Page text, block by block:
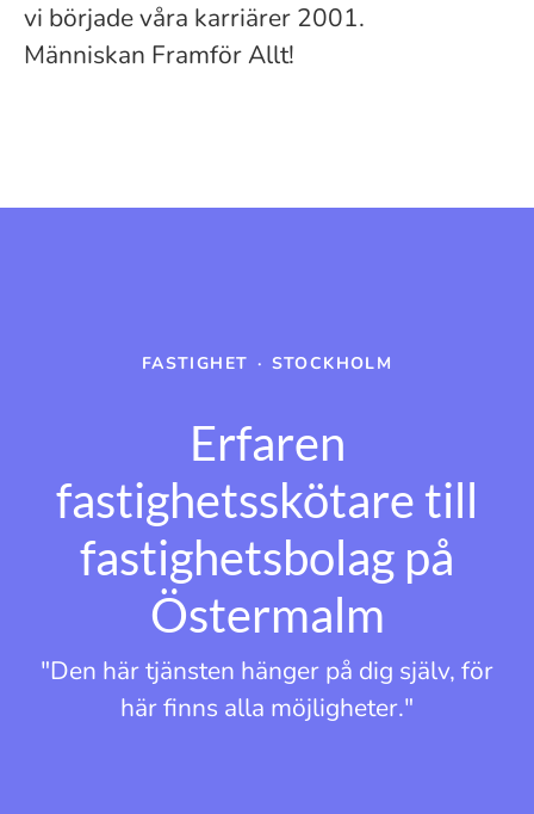
vi började våra karriärer 2001.
Människan Framför Allt!
FASTIGHET · STOCKHOLM
Erfaren
fastighetsskötare till
fastighetsbolag på
Östermalm
"Den här tjänsten hänger på dig själv, för
här finns alla möjligheter."